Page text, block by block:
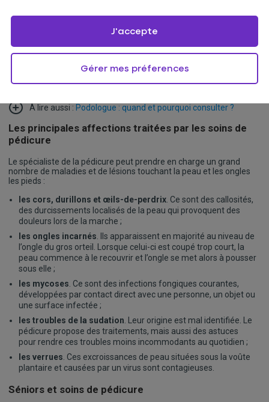
». Mais, dans le langage courant, on utilise le terme de «
« manucure ».
À lire aussi : Podologue : quand et pourquoi consulter ?
Les principales affections traitées par les soins de
pédicure
Le spécialiste de la pédicure peut prendre en charge un grand
nombre de maladies et de lésions touchant la peau et les ongles
les pieds :
les cors, durillons et œils-de-perdrix . Ce sont des callosités,
des durcissements localisés de la peau qui provoquent des
douleurs lors de la marche ;
les ongles incarnés . Ils apparaissent en majorité au niveau de
l’ongle du gros orteil. Lorsque celui-ci est coupé trop court, la
peau commence à le recouvrir et l’ongle se met alors à pousser
sous elle ;
les mycoses . Ce sont des infections fongiques courantes,
développées par contact direct avec une personne, un objet ou
une surface infectée ;
les troubles de la sudation . Leur origine est mal identifiée. Le
pédicure propose des traitements, mais aussi des astuces
pour rendre ces troubles moins incommodants au quotidien ;
les verrues . Ces excroissances de peau situées sous la voûte
plantaire et causées par un virus sont contagieuses.
Séniors et soins de pédicure
Gérer mes préferences
J'accepte